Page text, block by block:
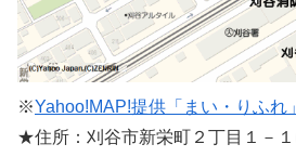
※Yahoo!MAP!提供「まい・りふれ
★住所：刈谷市新栄町２丁目１－